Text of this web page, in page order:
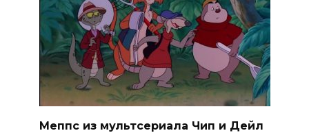
Меппс из мультсериала Чип и Дейл